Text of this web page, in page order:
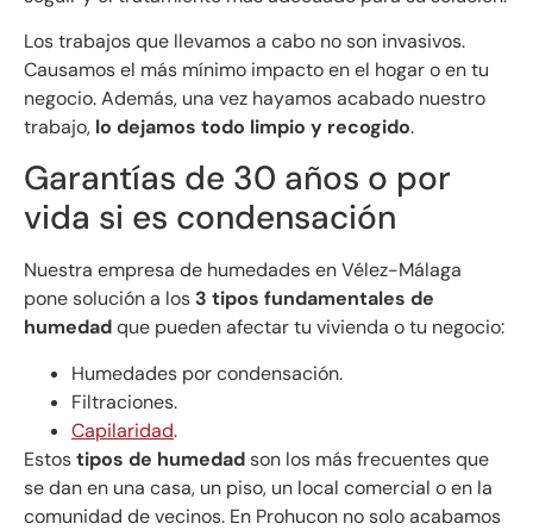
Los trabajos que llevamos a cabo no son invasivos.
Causamos el más mínimo impacto en el hogar o en tu
negocio. Además, una vez hayamos acabado nuestro
trabajo, lo dejamos todo limpio y recogido.
Garantías de 30 años o por
vida si es condensación
Nuestra empresa de humedades en Vélez-Málaga
pone solución a los 3 tipos fundamentales de
humedadque pueden afectar tu vivienda o tu negocio:
Humedades por condensación.
Filtraciones.
Capilaridad.
Estostipos de humedadson los más frecuentes que
se dan en una casa, un piso, un local comercial o en la
comunidad de vecinos. En Prohucon no solo acabamos